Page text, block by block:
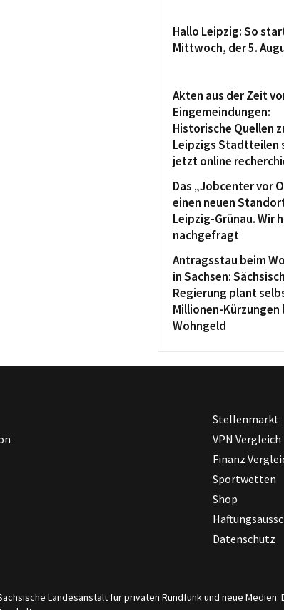
Hallo Leipzig: So
Mittwoch, der 5.
Akten aus der Zeit
Eingemeindungen:
Historische Quellen
Leipzigs Stadtteilen
jetzt online
Das „Jobcenter vor
einen neuen
Leipzig-Grünau. Wir
nachgefragt
Antragsstau beim
in Sachsen:
Regierung plant
Millionen-Kürzungen
Wohngeld
Stellenmarkt
VPN Vergleich
Finanz
Sportwetten
Shop
Datenschutz
Landesanstalt für privaten Rundfunk und neue